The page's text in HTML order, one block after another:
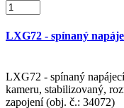
LXG72 - spínaný
LXG72 - spínaný
kameru, stabilizovaný,
zapojení (obj. č.: 34072)